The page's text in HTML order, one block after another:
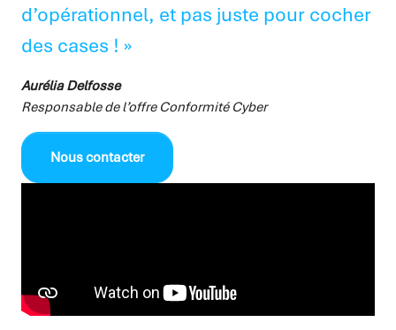
d’opérationnel, et pas juste pour cocher
des cases ! »
Aurélia Delfosse
Responsable de l’offre Conformité Cyber
Nous contacter